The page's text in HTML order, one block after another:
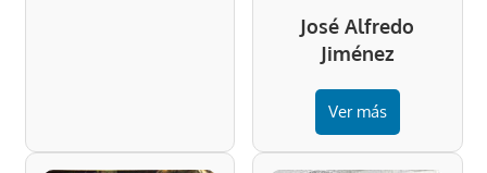
José Alfredo
Jiménez
Ver más